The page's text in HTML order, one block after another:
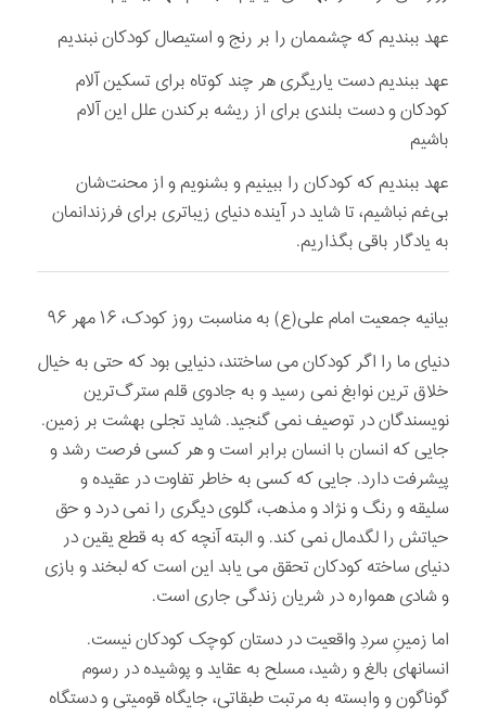
عهد ببندیم که چشممان را بر رنج و استیصال کودکان نبندیم
عهد ببندیم دست یاریگری هر چند کوتاه برای تسکین آلام
کودکان و دست بلندی برای از ریشه برکندن علل این آلام
باشیم
عهد ببندیم که کودکان را ببینیم و بشنویم و از محنت‌شان
بی‌غم نباشیم، تا شاید در آینده دنیای زیباتری برای فرزندانمان
به یادگار باقی بگذاریم.
بیانیه جمعیت امام علی(ع) به مناسبت روز کودک، ۱۶ مهر ۹۶
دنیای ما را اگر کودکان می ساختند، دنیایی بود که حتی به خیال
خلاق ترین نوابغ نمی رسید و به جادوی قلم سترگ‌ترین
نویسندگان در توصیف نمی گنجید. شاید تجلی بهشت بر زمین.
جایی که انسان با انسان برابر است و هر کسی فرصت رشد و
پیشرفت دارد. جایی که کسی به خاطر تفاوت در عقیده و
سلیقه و رنگ و نژاد و مذهب، گلوی دیگری را نمی درد و حق
حیاتش را لگدمال نمی کند. و البته آنچه که به قطع یقین در
دنیای ساخته کودکان تحقق می یابد این است که لبخند و بازی
و شادی همواره در شریان زندگی جاری است.
اما زمینِ سردِ واقعیت در دستان کوچک کودکان نیست.
انسانهای بالغ و رشید، مسلح به عقاید و پوشیده در رسوم
گوناگون و وابسته به مرتبت طبقاتی، جایگاه قومیتی و دستگاه